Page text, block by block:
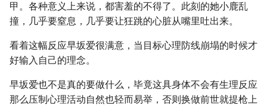
甲。各种意义上来说，都害羞的不得了。此刻的她小鹿乱
撞，几乎要窒息，几乎要让狂跳的心脏从嘴里吐出来。
看着这幅反应早坂爱很满意，当目标心理防线崩塌的时候才
好输入自己的理念。
早坂爱也不是真的要做什么，毕竟这具身体不会有生理反应
那么压制心理活动自然也轻而易举，否则换做前世就提枪上